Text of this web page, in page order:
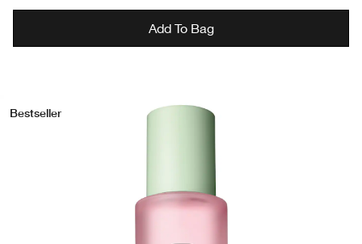
Add To Bag
Bestseller